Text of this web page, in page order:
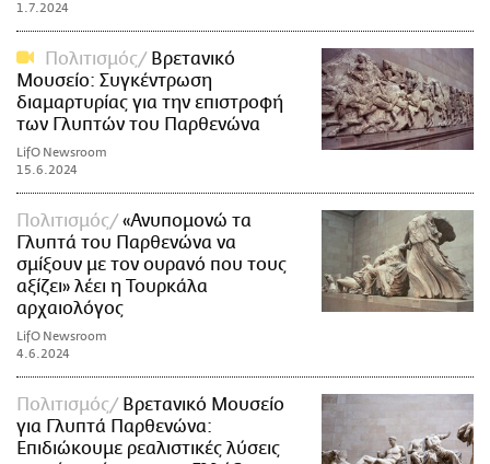
1.7.2024
Πολιτισμός
Βρετανικό
Μουσείο: Συγκέντρωση
διαμαρτυρίας για την επιστροφή
των Γλυπτών του Παρθενώνα
LifO Newsroom
15.6.2024
Πολιτισμός
«Ανυπομονώ τα
Γλυπτά του Παρθενώνα να
σμίξουν με τον ουρανό που τους
αξίζει» λέει η Τουρκάλα
αρχαιολόγος
LifO Newsroom
4.6.2024
Πολιτισμός
Βρετανικό Μουσείο
για Γλυπτά Παρθενώνα:
Επιδιώκουμε ρεαλιστικές λύσεις